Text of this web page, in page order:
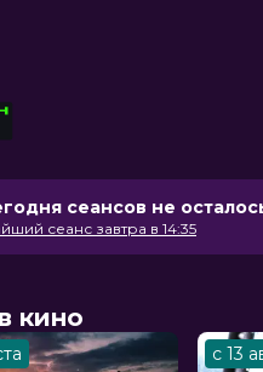
сеансов не
сеанс завтра в 14:35
кино
с 13